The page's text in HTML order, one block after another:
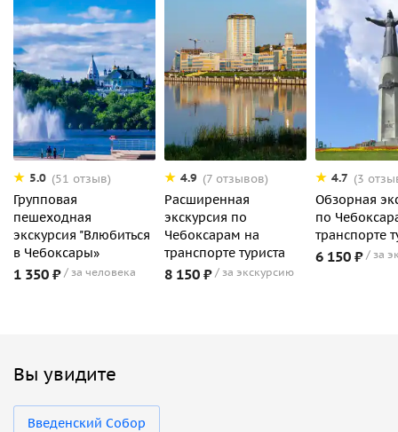
5.0 (51 отзыв)
Групповая
пешеходная
экскурсия "Влюбиться
в Чебоксары»
1 350 ₽ за человека
4.9 (7 отзывов)
Расширенная
экскурсия по
Чебоксарам на
транспорте туриста
8 150 ₽ за экскурсию
4.7 (3
Обзорная
по
транспорте
6 150 ₽ за
Вы увидите
Введенский Собор